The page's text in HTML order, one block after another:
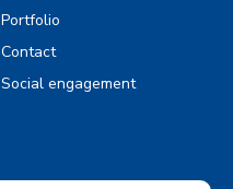
Portfolio
Contact
Social engagement